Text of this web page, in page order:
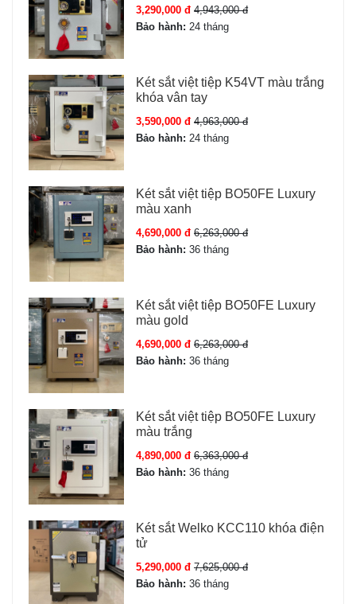
Có (Két sắt chữa cháy)
Báo động
thoại
Bảo hành 36 Tháng
Màu sắc
Tình trạng
Mới 100% – nguyên đai
online chính hãng
Nguồn
Cấu tạo Két sắt Bofa model BJ-70LJ
- Thân két đúc đặc nguyên khối từ thép cường lực dày
- Cánh cửa thép đặc dày 12mm, gắn 4 thanh chốt khóa
thép Φ22mm khóa đa điểm 4 hướng.
- Bản lề cửa giấu kín bên trong thân két.
- Khoang chứa lót nội thất nỉ cao cấp, chia 2 khoang
chính + 1 khoang bí mật + 1 ngăn kéo có khóa phụ.
- Đèn LED tự sáng khi mở cửa, cảm biến rung 3 trục
báo động khi bị tác động.
3,290,000 đ 4,943,000 đ
Bảo hành: 24 tháng
Két sắt việt tiệp K54VT màu trắng
khóa vân tay
3,590,000 đ 4,963,000 đ
Bảo hành: 24 tháng
Két sắt việt tiệp BO50FE Luxury
màu xanh
4,690,000 đ 6,263,000 đ
Bảo hành: 36 tháng
Két sắt việt tiệp BO50FE Luxury
màu gold
4,690,000 đ 6,263,000 đ
Bảo hành: 36 tháng
Két sắt việt tiệp BO50FE Luxury
màu trắng
4,890,000 đ 6,363,000 đ
Bảo hành: 36 tháng
Két sắt Welko KCC110 khóa điện
tử
5,290,000 đ 7,625,000 đ
Bảo hành: 36 tháng